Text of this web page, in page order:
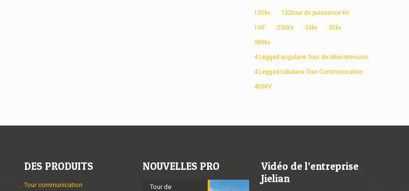
132kv 132tour de puissance kV
160' 230kV 33kv 35kv
380kv
4 Legged angulaire Tour de télécommunication
4 Legged tubulaire Tour Communication
400KV
DES PRODUITS
Tour communication
NOUVELLES PRO
Tour de
Vidéo de l’entreprise
Jielian